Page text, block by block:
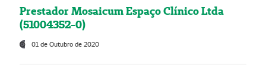
Prestador Mosaicum Espaço Clínico Ltda
(51004352-0)
01 de Outubro de 2020